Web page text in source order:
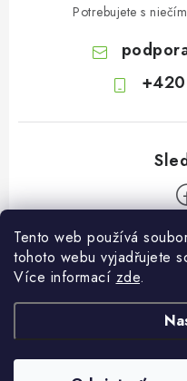
Tento web používá
tohoto webu vyjadřujete
Více informací zde.
Potrebujete s
Pomoc a informace
Doprava a platba
O Gamebrandu